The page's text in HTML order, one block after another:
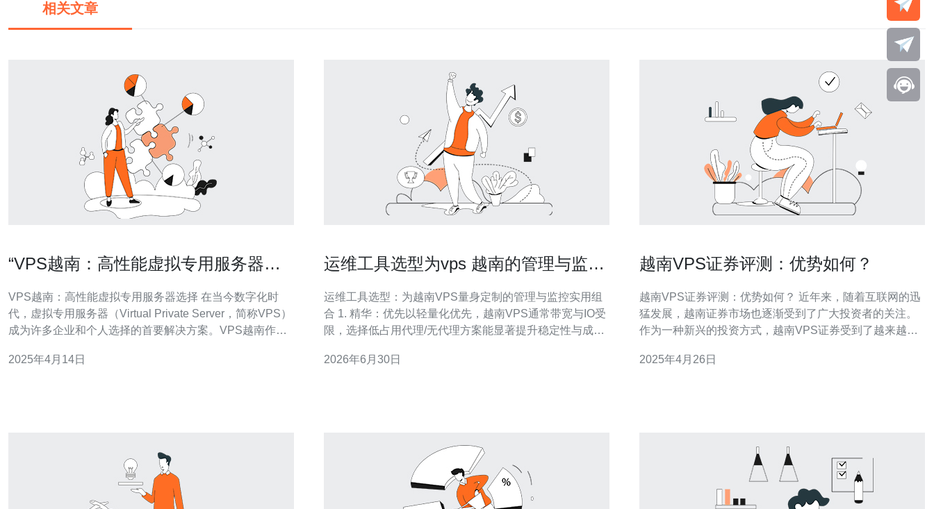
相关文章
“VPS越南：高性能虚拟专用服务器选
VPS越南：高性能虚拟专用服务器选择 在当今数字化时
代，虚拟专用服务器（Virtual Private Server，简称VPS）
成为许多企业和个人选择的首要解决方案。VPS越南作为
2025年4月14日
运维工具选型为vps 越南的管理与监控
运维工具选型：为越南VPS量身定制的管理与监控实用组
合 1. 精华：优先以轻量化优先，越南VPS通常带宽与IO受
限，选择低占用代理/无代理方案能显著提升稳定性与成本
用Prometheus + Grafana 或 Netdata 快速上手，结合
2026年6月30日
越南VPS证券评测：优势如何？
越南VPS证券评测：优势如何？ 近年来，随着互联网的迅
猛发展，越南证券市场也逐渐受到了广大投资者的关注。
作为一种新兴的投资方式，越南VPS证券受到了越来越多
将详细介绍。 相比于传统的证券交易，越南VPS证券具有
2025年4月26日